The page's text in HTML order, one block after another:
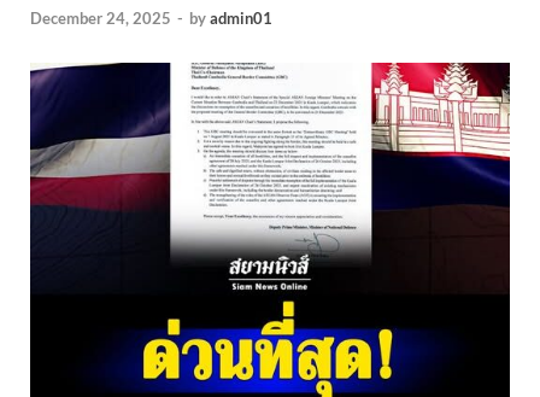
December 24, 2025 - byadmin01